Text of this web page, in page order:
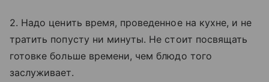
2. Надо ценить время, проведенное на кухне, и не
тратить попусту ни минуты. Не стоит посвящать
готовке больше времени, чем блюдо того
заслуживает.